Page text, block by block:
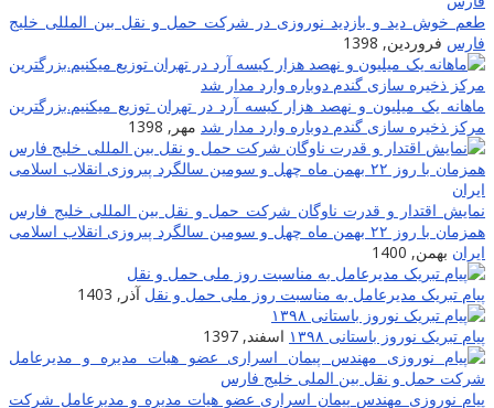
طعم خوش دید و بازدید نوروزی در شرکت حمل و نقل بین المللى خلیج
فارس فروردین, 1398
ماهانه یک میلیون و نهصد هزار کیسه آرد در تهران توزیع میکنیم.بزرگترین
مرکز ذخیره سازی گندم دوباره وارد مدار شد مهر, 1398
نمایش اقتدار و قدرت ناوگان شرکت حمل و نقل بین المللی خلیج فارس
همزمان با روز ۲۲ بهمن ماه چهل و سومین سالگرد پیروزی انقلاب اسلامی
ایران بهمن, 1400
پیام تبریک مدیرعامل به مناسبت روز ملی حمل و نقل آذر, 1403
پیام تبریک نوروز باستانی ۱۳۹۸
اسفند, 1397
پیام نوروزی مهندس پیمان اسراری عضو هیات مدیره و مدیرعامل شرکت